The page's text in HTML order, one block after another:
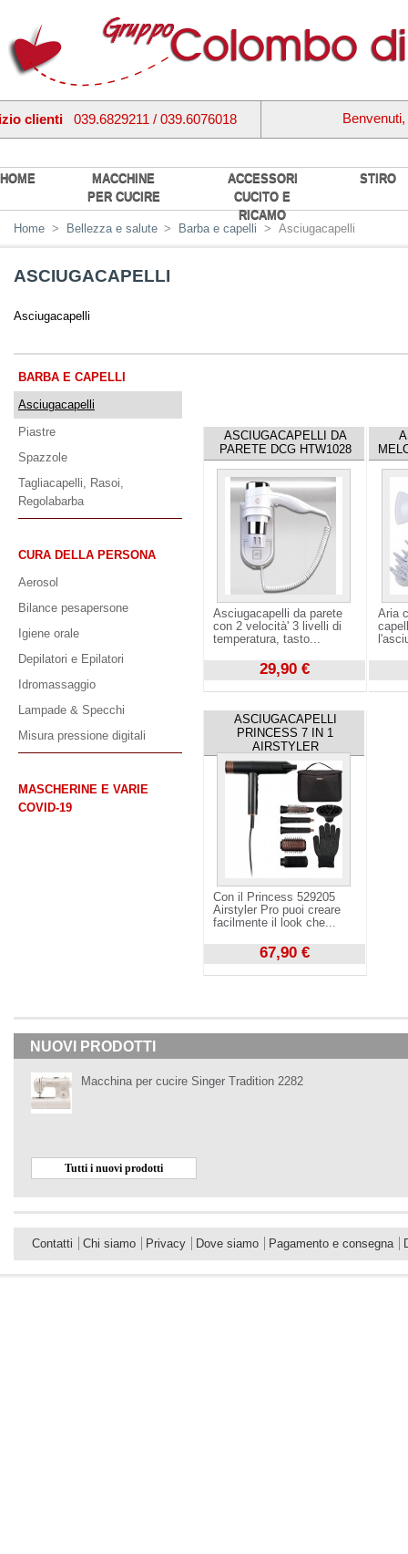
HOME
MACCHINE
PER CUCIRE
ACCESSORI
CUCITO E
RICAMO
STIRO
clienti 039.6829211 / 039.6076018 Benvenuti,
Home > Bellezza e salute > Barba e capelli > Asciugacapelli
ASCIUGACAPELLI
Asciugacapelli
BARBA E CAPELLI
Asciugacapelli
Piastre
Spazzole
Tagliacapelli, Rasoi,
Regolabarba
CURA DELLA PERSONA
Aerosol
Bilance pesapersone
Igiene orale
Depilatori e Epilatori
Idromassaggio
Lampade & Specchi
Misura pressione digitali
MASCHERINE E VARIE
COVID-19
ASCIUGACAPELLI DA
PARETE DCG HTW1028
Asciugacapelli da parete
con 2 velocità' 3 livelli di
temperatura, tasto...
29,90 €
Aria
ASCIUGACAPELLI
PRINCESS 7 IN 1
AIRSTYLER
Con il Princess 529205
Airstyler Pro puoi creare
facilmente il look che...
67,90 €
NUOVI PRODOTTI
Macchina per cucire Singer Tradition 2282
Tutti i nuovi prodotti
Contatti Chi siamo Privacy Dove siamo Pagamento e consegna